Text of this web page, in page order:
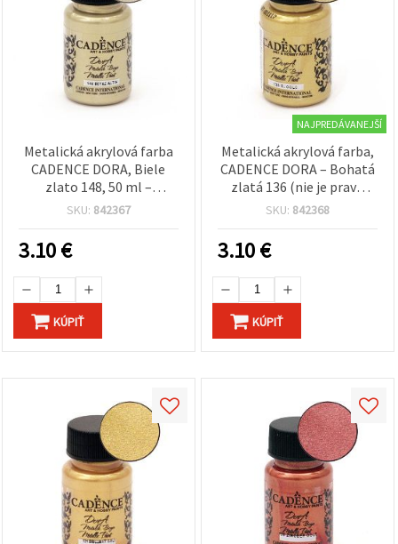
Metalická akrylová farba
CADENCE DORA, Biele
zlato 148, 50 ml –
prémiová farba pre hobby
plátno, drevo a papier
(zlatý odtieň, nie pravé
zlato)
SKU: 842367
3.10€
KÚPIŤ
NAJPREDÁVANEJŠÍ
Metalická akrylová farba,
CADENCE DORA – Bohatá
zlatá 136 (nie je pravé
zlato), 50 ml – prémiový
rýchloschnúca, netoxická,
viacpovrchová farba na
plátno, drevo, textil,
papier a keramiku
SKU: 842368
3.10€
KÚPIŤ